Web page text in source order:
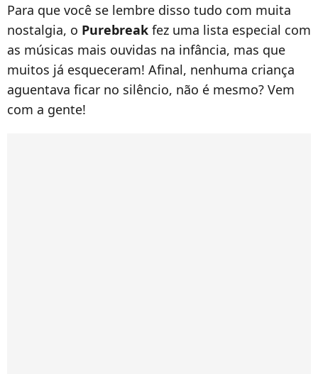
Para que você se lembre disso tudo com muita
nostalgia, o Purebreak fez uma lista especial com
as músicas mais ouvidas na infância, mas que
muitos já esqueceram! Afinal, nenhuma criança
aguentava ficar no silêncio, não é mesmo? Vem
com a gente!